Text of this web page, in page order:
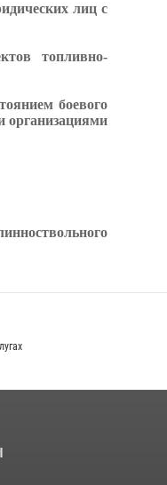
лиц с
топливно-
боевого
организациями